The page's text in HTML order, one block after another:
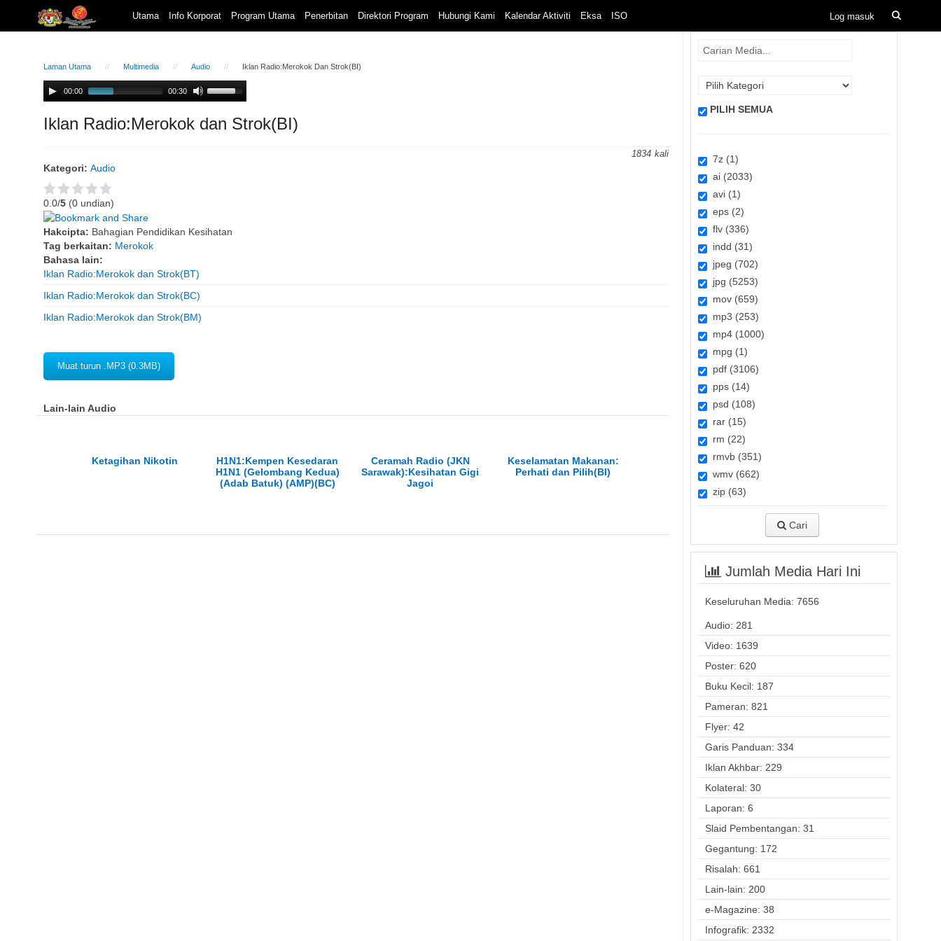
Utama Info Korporat Program Utama Penerbitan Direktori Program Hubungi Kami Kalendar Aktiviti Eksa ISO
Laman Utama Multimedia Audio Iklan Radio:Merokok Dan Strok(BI)
Audio
Player
00:00 00:30
Use
Up/Down
Arrow
keys
Iklan Radio:Merokok dan Strok(BI)
1834
Kategori: Audio
0.0/5 (0 undian)
Hakcipta: Bahagian Pendidikan Kesihatan
Tag berkaitan: Merokok
Bahasa lain:
Iklan Radio:Merokok dan Strok(BT)
Iklan Radio:Merokok dan Strok(BC)
Iklan Radio:Merokok dan Strok(BM)
Muat turun .MP3 (0.3MB)
Lain-lain Audio
Ketagihan Nikotin
H1N1:Kempen Kesedaran
H1N1 (Gelombang Kedua)
(Adab Batuk) (AMP)(BC)
Ceramah Radio (JKN
Sarawak):Kesihatan Gigi
Jagoi
Keselamatan Makanan:
Perhati dan Pilih(BI)
PILIH SEMUA
7z (1)
ai (2033)
avi (1)
eps (2)
flv (336)
indd (31)
jpeg (702)
jpg (5253)
mov (659)
mp3 (253)
mp4 (1000)
mpg (1)
pdf (3106)
pps (14)
psd (108)
rar (15)
rm (22)
rmvb (351)
wmv (662)
zip (63)
Cari
Jumlah Media Hari Ini
Keseluruhan Media: 7656
Audio: 281
Video: 1639
Poster: 620
Buku Kecil: 187
Pameran: 821
Flyer: 42
Garis Panduan: 334
Iklan Akhbar: 229
Kolateral: 30
Laporan: 6
Slaid Pembentangan: 31
Gegantung: 172
Risalah: 661
Lain-lain: 200
e-Magazine: 38
Infografik: 2332